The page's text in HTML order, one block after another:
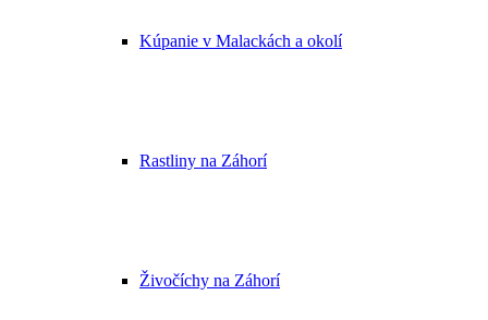
Kúpanie v Malackách a okolí
Rastliny na Záhorí
Živočíchy na Záhorí